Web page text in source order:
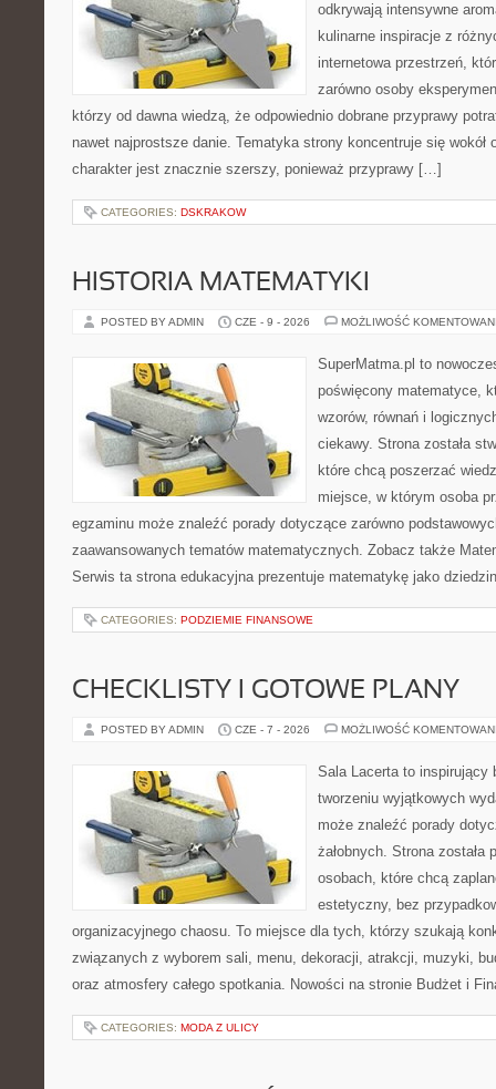
odkrywają intensywne
kulinarne inspiracje z
internetowa przestrzeń,
zarówno osoby
którzy od dawna wiedzą, że odpowiednio dobrane przyprawy
nawet najprostsze danie. Tematyka strony koncentruje się wokół
charakter jest znacznie szerszy, ponieważ przyprawy […]
CATEGORIES: DSKRAKOW
HISTORIA MATEMATYKI
POSTED BY ADMIN CZE - 9 - 2026 MOŻLIWOŚĆ
SuperMatma.pl to
poświęcony matematyce,
wzorów, równań i
ciekawy. Strona została
które chcą poszerzać
miejsce, w którym osoba
egzaminu może znaleźć porady dotyczące zarówno
zaawansowanych tematów matematycznych. Zobacz także
Serwis ta strona edukacyjna prezentuje matematykę jako
CATEGORIES: PODZIEMIE FINANSOWE
CHECKLISTY I GOTOWE PLANY
POSTED BY ADMIN CZE - 7 - 2026 MOŻLIWOŚĆ
Sala Lacerta to inspirujący
tworzeniu wyjątkowych
może znaleźć porady
żałobnych. Strona została
osobach, które chcą
estetyczny, bez
organizacyjnego chaosu. To miejsce dla tych, którzy szukają
związanych z wyborem sali, menu, dekoracji, atrakcji, muzyki,
oraz atmosfery całego spotkania. Nowości na stronie Budżet i
CATEGORIES: MODA Z ULICY